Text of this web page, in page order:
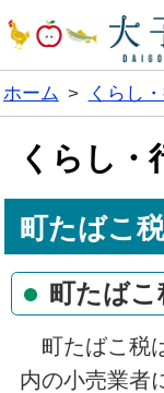
ホーム > くらし
くらし・
町たばこ
町たばこ
町たばこ税
内の小売業者